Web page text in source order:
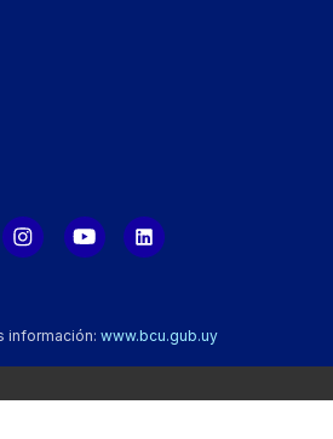
información: www.bcu.gub.uy